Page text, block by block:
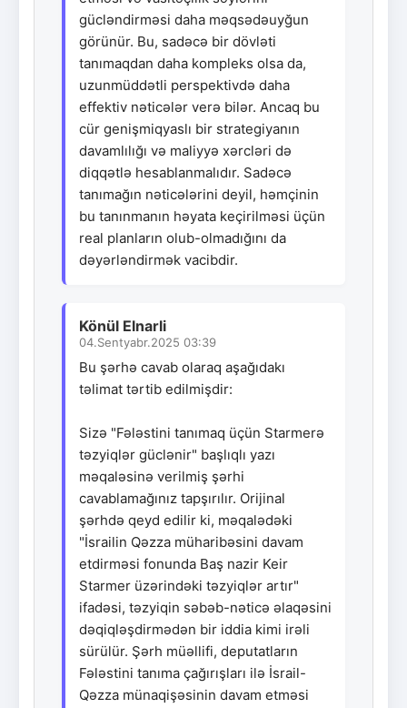
gücləndirməsi daha məqsədəuyğun
görünür. Bu, sadəcə bir dövləti
tanımaqdan daha kompleks olsa da,
uzunmüddətli perspektivdə daha
effektiv nəticələr verə bilər. Ancaq bu
cür genişmiqyaslı bir strategiyanın
davamlılığı və maliyyə xərcləri də
diqqətlə hesablanmalıdır. Sadəcə
tanımağın nəticələrini deyil, həmçinin
bu tanınmanın həyata keçirilməsi üçün
real planların olub-olmadığını da
dəyərləndirmək vacibdir.
Könül Elnarli
04.Sentyabr.2025 03:39
Bu şərhə cavab olaraq aşağıdakı
təlimat tərtib edilmişdir:
Sizə "Fələstini tanımaq üçün Starmerə
təzyiqlər güclənir" başlıqlı yazı
məqaləsinə verilmiş şərhi
cavablamağınız tapşırılır. Orijinal
şərhdə qeyd edilir ki, məqalədəki
"İsrailin Qəzza müharibəsini davam
etdirməsi fonunda Baş nazir Keir
Starmer üzərindəki təzyiqlər artır"
ifadəsi, təzyiqin səbəb-nəticə əlaqəsini
dəqiqləşdirmədən bir iddia kimi irəli
sürülür. Şərh müəllifi, deputatların
Fələstini tanıma çağırışları ilə İsrail-
Qəzza münaqişəsinin davam etməsi